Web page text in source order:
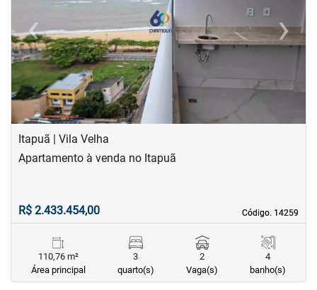
‹Previous ›Next
Itapuã | Vila Velha
Código. 14259
Código. 14259
Apartamento à venda no Itapuã
R$ 2.433.454,00
110,76 m²
Área principal
3
quarto(s)
2
Vaga(s)
4
banho(s)